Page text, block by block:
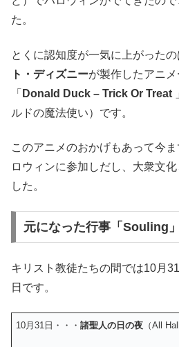
た。
とくに認知度が一気に上がった
ト・ディズニーが製作したアニ
「 Donald Duck – Trick Or Treat
ルドの魔法使い）です。
このアニメのおかげもあって今
ロウィンに参加しだし、大衆文
した。
元になった行事「Souling」
キリスト教徒たちの間では10月
日です。
10月31日・・・諸聖人の日の夜 （All